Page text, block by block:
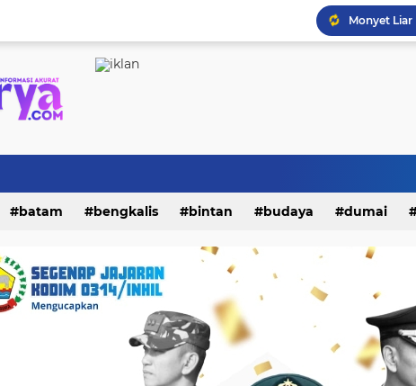
batam bengkalis bintan budaya dumai
karimun kesehatan
meranti nasional natuna olahraga opini
peristiwa rohul